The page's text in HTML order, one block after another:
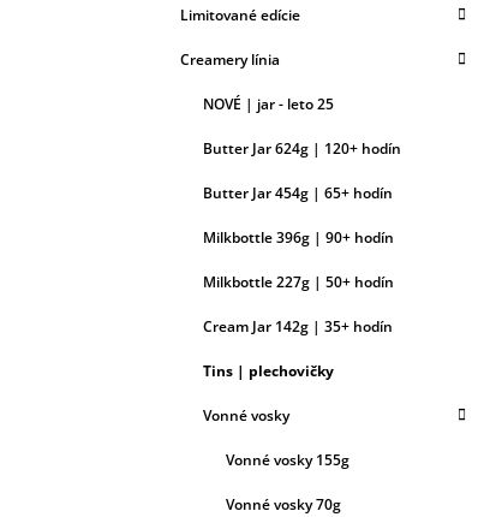
Limitované edície
Creamery línia
NOVÉ | jar - leto 25
Butter Jar 624g | 120+ hodín
Butter Jar 454g | 65+ hodín
Milkbottle 396g | 90+ hodín
Milkbottle 227g | 50+ hodín
Cream Jar 142g | 35+ hodín
Tins | plechovičky
Vonné vosky
Vonné vosky 155g
Vonné vosky 70g